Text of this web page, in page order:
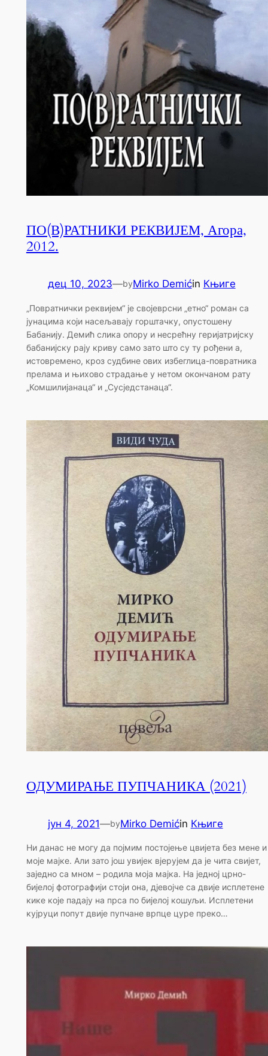
ПО(В)РАТНИКИ РЕКВИЈЕМ, Агора,
2012.
дец 10, 2023—byMirko Demićin Књиге
„Повратнички реквијем“ је својеврсни „етно“ роман са
јунацима који насељавају горштачку, опустошену
Бабанију. Демић слика опору и несрећну геријатријску
бабанијску рају криву само зато што су ту рођени а,
истовремено, кроз судбине ових избеглица-повратника
прелама и њихово страдање у нетом окончаном рату
„Комшилијанаца“ и „Сусједстанаца“.
ОДУМИРАЊЕ ПУПЧАНИКА (2021)
јун 4, 2021—byMirko Demićin Књиге
Ни данас не могу да појмим постојење цвијета без мене и
моје мајке. Али зато још увијек вјерујем да је чита свијет,
заједно са мном – родила моја мајка. На једној црно-
бијелој фотографији стоји она, дјевојче са двије исплетене
кике које падају на прса по бијелој кошуљи. Исплетени
кујруци попут двије пупчане врпце цуре преко…